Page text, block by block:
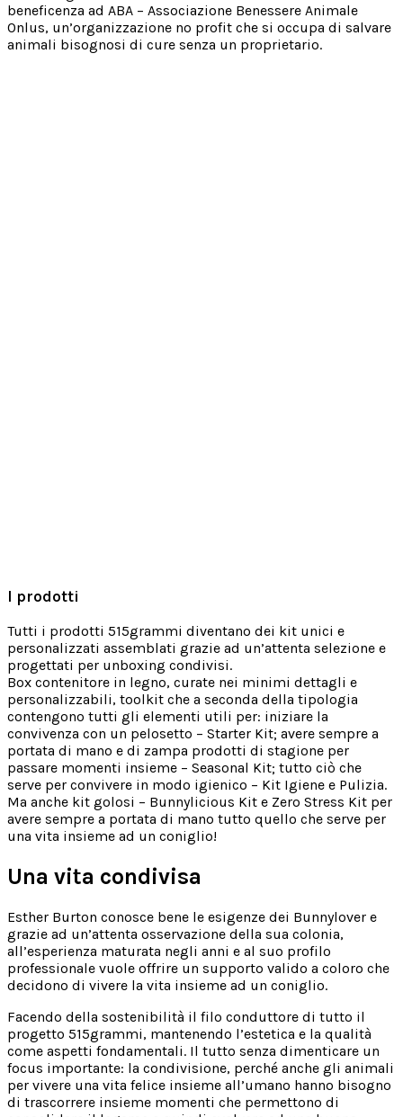
beneficenza ad ABA – Associazione Benessere Animale
Onlus, un’organizzazione no profit che si occupa di salvare
animali bisognosi di cure senza un proprietario.
I prodotti
Tutti i prodotti 515grammi diventano dei kit unici e
personalizzati assemblati grazie ad un’attenta selezione e
progettati per unboxing condivisi.
Box contenitore in legno, curate nei minimi dettagli e
personalizzabili, toolkit che a seconda della tipologia
contengono tutti gli elementi utili per: iniziare la
convivenza con un pelosetto – Starter Kit; avere sempre a
portata di mano e di zampa prodotti di stagione per
passare momenti insieme – Seasonal Kit; tutto ciò che
serve per convivere in modo igienico – Kit Igiene e Pulizia.
Ma anche kit golosi – Bunnylicious Kit e Zero Stress Kit per
avere sempre a portata di mano tutto quello che serve per
una vita insieme ad un coniglio!
Una vita condivisa
Esther Burton conosce bene le esigenze dei Bunnylover e
grazie ad un’attenta osservazione della sua colonia,
all’esperienza maturata negli anni e al suo profilo
professionale vuole offrire un supporto valido a coloro che
decidono di vivere la vita insieme ad un coniglio.
Facendo della sostenibilità il filo conduttore di tutto il
progetto 515grammi, mantenendo l’estetica e la qualità
come aspetti fondamentali. Il tutto senza dimenticare un
focus importante: la condivisione, perché anche gli animali
per vivere una vita felice insieme all’umano hanno bisogno
di trascorrere insieme momenti che permettono di